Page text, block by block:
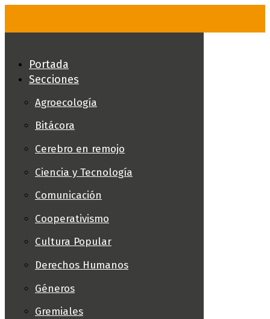
Portada
Secciones
Agroecología
Bitácora
Cerebro en remojo
Ciencia y Tecnología
Comunicación
Cooperativismo
Cultura Popular
Derechos Humanos
Géneros
Gremiales